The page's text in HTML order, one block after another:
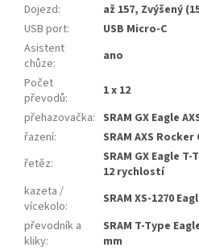
Dojezd:
až 157, Zvýšený
USB port:
USB Micro-C
Asistent
chůze:
ano
Počet
převodů:
1 x 12
přehazovačka: SRAM GX Eagle
řazení:
SRAM AXS
řetěz:
SRAM GX Eagle
12 rychlostí
kazeta /
vícekolo:
SRAM XS-1270
převodník a
kliky:
SRAM T-Type
mm